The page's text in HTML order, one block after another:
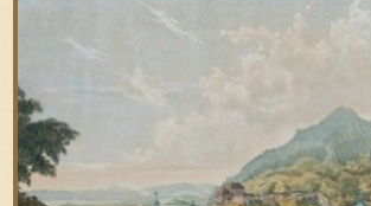
Zahlungsmethoden: RAIBA -